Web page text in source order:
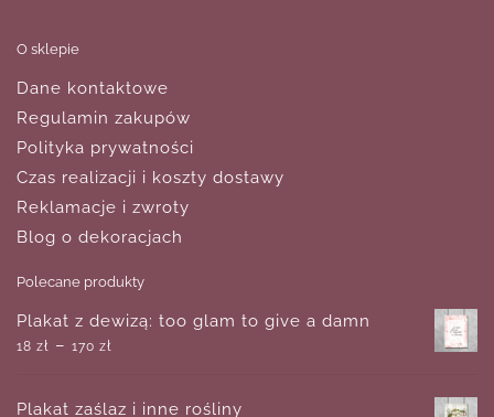
O sklepie
Dane kontaktowe
Regulamin zakupów
Polityka prywatności
Czas realizacji i koszty dostawy
Reklamacje i zwroty
Blog o dekoracjach
Polecane produkty
Plakat z dewizą: too glam to give a damn
18 zł – 170 zł
Plakat zaślaz i inne rośliny